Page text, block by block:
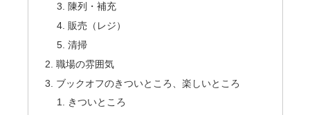
陳列・補充
販売（レジ）
清掃
職場の雰囲気
ブックオフのきついところ、楽しいところ
きついところ